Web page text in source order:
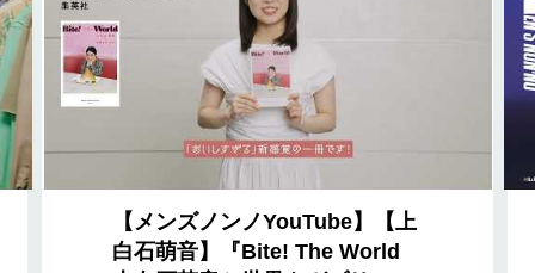
【メンズノンノYouTube】【上
白石萌音】『Bite! The World